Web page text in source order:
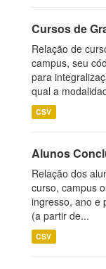
Cursos de
Relação de
campus, seu
para
qual a
CSV
Alunos
Relação dos
curso, campus
ingresso, ano e
(a partir de...
CSV